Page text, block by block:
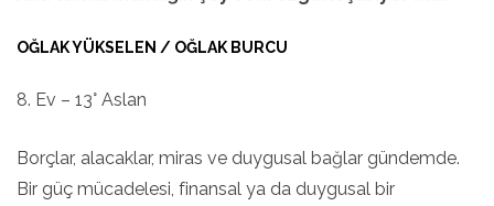
OĞLAK YÜKSELEN / OĞLAK BURCU
8. Ev – 13° Aslan
Borçlar, alacaklar, miras ve duygusal bağlar gündemde.
Bir güç mücadelesi, finansal ya da duygusal bir